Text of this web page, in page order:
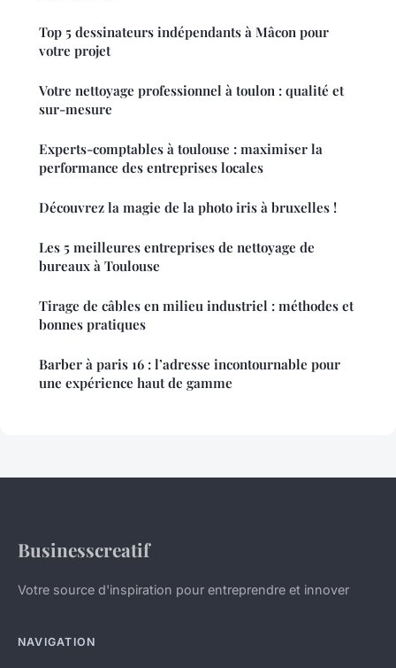
Top 5 dessinateurs indépendants à Mâcon pour
votre projet
Votre nettoyage professionnel à toulon : qualité et
sur-mesure
Experts-comptables à toulouse : maximiser la
performance des entreprises locales
Découvrez la magie de la photo iris à bruxelles !
Les 5 meilleures entreprises de nettoyage de
bureaux à Toulouse
Tirage de câbles en milieu industriel : méthodes et
bonnes pratiques
Barber à paris 16 : l’adresse incontournable pour
une expérience haut de gamme
Businesscreatif
Votre source d'inspiration pour entreprendre et innover
NAVIGATION